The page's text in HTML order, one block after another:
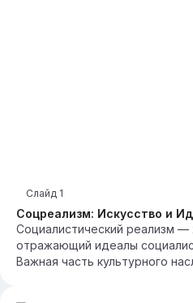
Соцреализм: Искусство и
Слайд 1
Социалистический реализм
отражающий идеалы
Важная часть культурного